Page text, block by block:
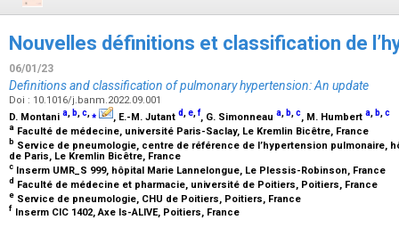
Nouvelles définitions et classification de
06/01/23
Definitions and classification of pulmonary hypertension: An update
Doi : 10.1016/j.banm.2022.09.001
D. Montani a, b,c,⁎ , E.-M. Jutant d,e,f, G. Simonneau a, b,c, M. Humbert a, b,c
a Faculté de médecine, université Paris-Saclay, Le Kremlin Bicêtre, France
b Service de pneumologie, centre de référence de l’hypertension pulmonaire,
de Paris, Le Kremlin Bicêtre, France
c Inserm UMR_S 999, hôpital Marie Lannelongue, Le Plessis-Robinson, France
d Faculté de médecine et pharmacie, université de Poitiers, Poitiers, France
e Service de pneumologie, CHU de Poitiers, Poitiers, France
f Inserm CIC 1402, Axe Is-ALIVE, Poitiers, France